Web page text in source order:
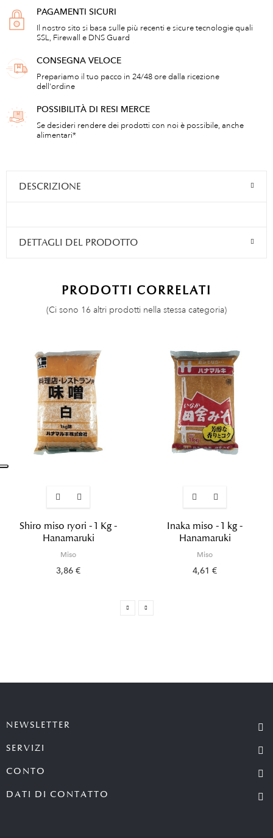
PAGAMENTI SICURI
Il nostro sito si basa sulle più recenti e sicure tecnologie quali
SSL, Firewall e DNS Guard
CONSEGNA VELOCE
Prepariamo il tuo pacco in 24/48 ore dalla ricezione
dell'ordine
POSSIBILITÀ DI RESI MERCE
Se desideri rendere dei prodotti con noi è possibile, anche
alimentari*
DESCRIZIONE
DETTAGLI DEL PRODOTTO
PRODOTTI CORRELATI
(Ci sono 16 altri prodotti nella stessa categoria)
Shiro miso ryori - 1 Kg -
Hanamaruki
Miso
3,86 €
Inaka miso - 1 kg -
Hanamaruki
Miso
4,61 €
NEWSLETTER
SERVIZI
CONTO
DATI DI CONTATTO